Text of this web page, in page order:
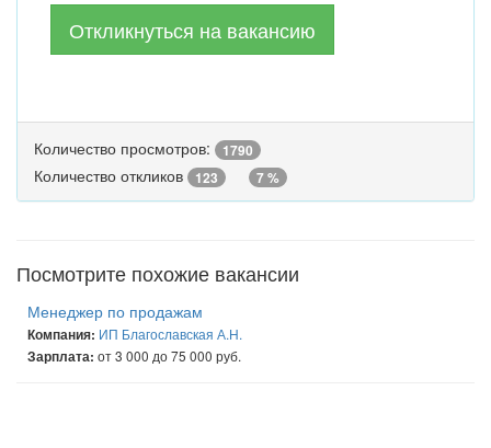
Откликнуться на вакансию
Количество просмотров: 1790
Количество откликов 123 7 %
Посмотрите похожие вакансии
Менеджер по продажам
Компания: ИП Благославская А.Н.
Зарплата: от 3 000 до 75 000 руб.